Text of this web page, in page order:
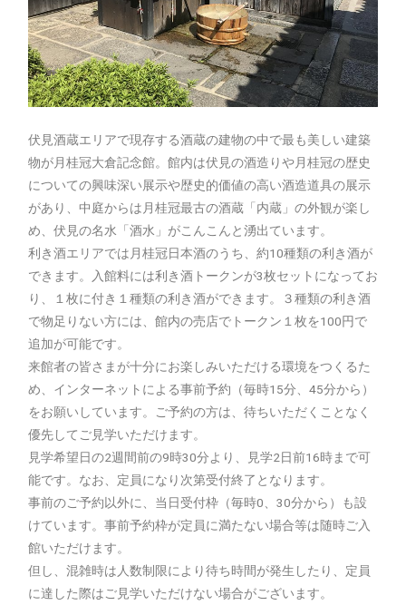
伏見酒蔵エリアで現存する酒蔵の建物の中で最も美しい建築
物が月桂冠大倉記念館。館内は伏見の酒造りや月桂冠の歴史
についての興味深い展示や歴史的価値の高い酒造道具の展示
があり、中庭からは月桂冠最古の酒蔵「内蔵」の外観が楽し
め、伏見の名水「酒水」がこんこんと湧出ています。
利き酒エリアでは月桂冠日本酒のうち、約10種類の利き酒が
できます。入館料には利き酒トークンが3枚セットになってお
り、１枚に付き１種類の利き酒ができます。３種類の利き酒
で物足りない方には、館内の売店でトークン１枚を100円で
追加が可能です。
来館者の皆さまが十分にお楽しみいただける環境をつくるた
め、インターネットによる事前予約（毎時15分、45分から）
をお願いしています。ご予約の方は、待ちいただくことなく
優先してご見学いただけます。
見学希望日の2週間前の9時30分より、見学2日前16時まで可
能です。なお、定員になり次第受付終了となります。
事前のご予約以外に、当日受付枠（毎時0、30分から）も設
けています。事前予約枠が定員に満たない場合等は随時ご入
館いただけます。
但し、混雑時は人数制限により待ち時間が発生したり、定員
に達した際はご見学いただけない場合がございます。